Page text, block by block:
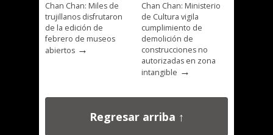
Chan Chan: Miles de
trujillanos disfrutaron
de la edición de
febrero de museos
abiertos →
Chan Chan: Ministerio
de Cultura vigila
cumplimiento de
demolición de
construcciones no
autorizadas en zona
intangible →
Regresar arriba ↑